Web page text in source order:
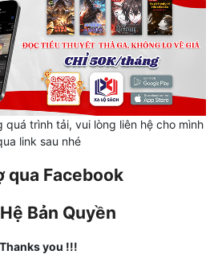
trình tải, vui lòng liên hệ cho mình
link sau nhé
qua Facebook
Bản Quyền
Thanks you !!!